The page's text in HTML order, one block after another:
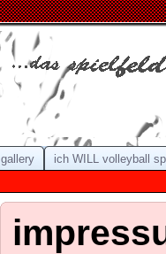
gallery ich WILL volleyball